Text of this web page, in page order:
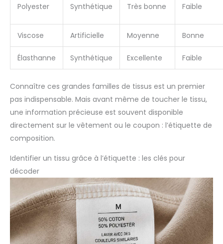
Polyester Synthétique Très bonne Faible
Viscose Artificielle Moyenne Bonne
Élasthanne Synthétique Excellente Faible
Connaître ces grandes familles de tissus est un premier
pas indispensable. Mais avant même de toucher le tissu,
une information précieuse est souvent disponible
directement sur le vêtement ou le coupon : l’étiquette de
composition.
Identifier un tissu grâce à l’étiquette : les clés pour
décoder